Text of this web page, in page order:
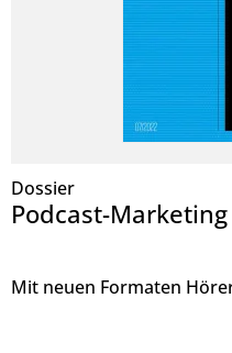
Dossier
Podcast-Marketing
Mit neuen Formaten